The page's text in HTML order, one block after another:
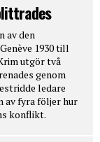
av den
1930 till
utgör två
genom
ledare
av fyra följer hur
konflikt.